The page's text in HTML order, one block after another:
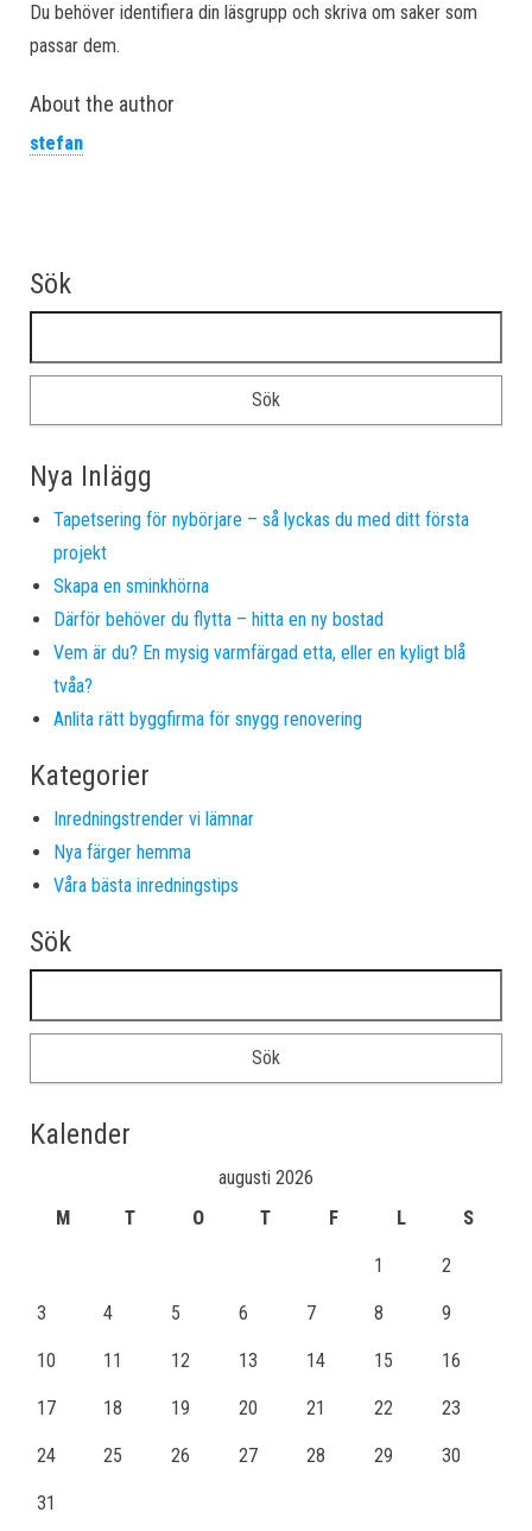
Du behöver identifiera din läsgrupp och skriva om saker som
passar dem.
About the author
stefan
Sök
Nya Inlägg
Tapetsering för nybörjare – så lyckas du med ditt första
projekt
Skapa en sminkhörna
Därför behöver du flytta – hitta en ny bostad
Vem är du? En mysig varmfärgad etta, eller en kyligt blå
tvåa?
Anlita rätt byggfirma för snygg renovering
Kategorier
Inredningstrender vi lämnar
Nya färger hemma
Våra bästa inredningstips
Sök
Kalender
augusti 2026
M
T O T F L S
1 2
3 4 5 6 7 8 9
10 11 12 13 14 15 16
17 18 19 20 21 22 23
24 25 26 27 28 29 30
31